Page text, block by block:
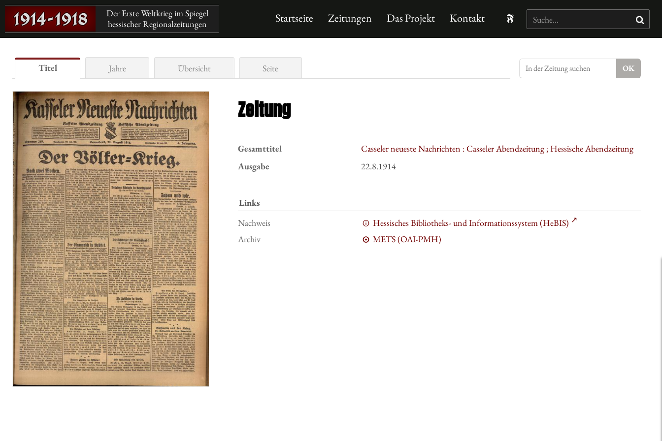
Der Erste Weltkrieg im Spiegel
hessischer Regionalzeitungen
Startseite Zeitungen Das Projekt Kontakt
Titel Jahre Übersicht Seite
Zeitung
Gesamttitel
Casseler neueste Nachrichten : Casseler Abendzeitung ; Hessische Abendzeitung
Ausgabe
22.8.1914
Links
Nachweis
Hessisches Bibliotheks- und Informationssystem (HeBIS)
Archiv
METS (OAI-PMH)